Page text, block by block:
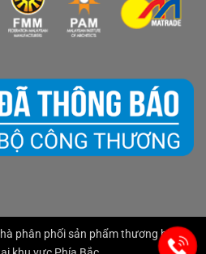
phân phối sản phẩm thương hiệu